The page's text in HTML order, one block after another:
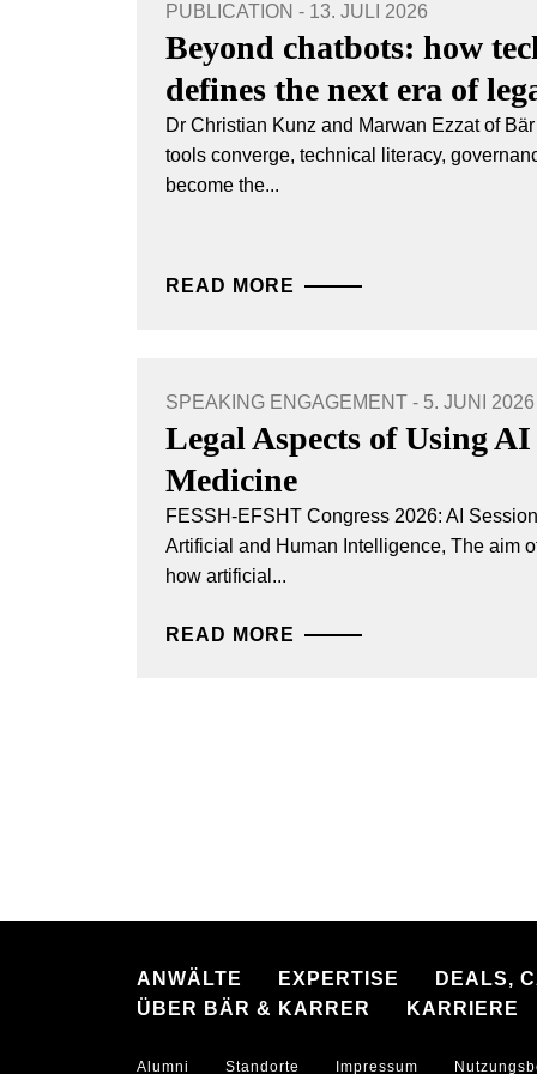
PUBLICATION - 13. JULI 2026
Beyond chatbots: how
defines the next era of
Dr Christian Kunz and Marwan Ezzat of
tools converge, technical literacy,
become the...
READ MORE
SPEAKING ENGAGEMENT - 5. JUNI 2026
Legal Aspects of Using
Medicine
FESSH-EFSHT Congress 2026: AI
Artificial and Human Intelligence, The aim
how artificial...
READ MORE
ANWÄLTE EXPERTISE DEALS,
ÜBER BÄR & KARRER
KARRIERE
Alumni Standorte Impressum